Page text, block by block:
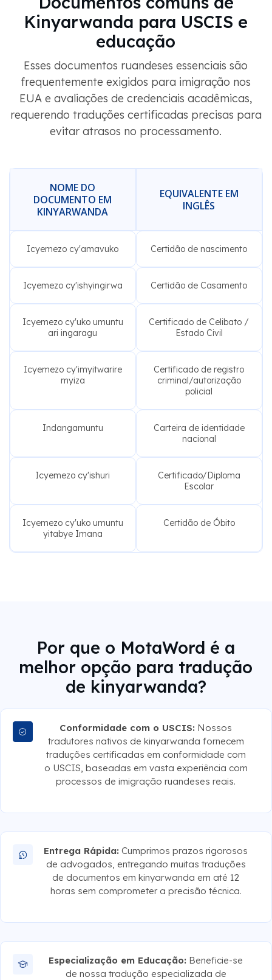
Kinyarwanda para USCIS e
educação
Esses documentos ruandeses essenciais são
frequentemente exigidos para imigração nos
EUA e avaliações de credenciais acadêmicas,
requerendo traduções certificadas precisas para
evitar atrasos no processamento.
NOME DO
DOCUMENTO EM
KINYARWANDA
EQUIVALENTE EM
INGLÊS
Icyemezo cy'amavuko Certidão de nascimento
Icyemezo cy'ishyingirwa Certidão de Casamento
Icyemezo cy'uko umuntu
ari ingaragu
Certificado de Celibato /
Estado Civil
Icyemezo cy'imyitwarire
myiza
Certificado de registro
criminal/autorização
policial
Indangamuntu
Carteira de identidade
nacional
Icyemezo cy'ishuri
Certificado/Diploma
Escolar
Icyemezo cy'uko umuntu
yitabye Imana
Certidão de Óbito
Por que o MotaWord é a
melhor opção para tradução
de kinyarwanda?
Conformidade com o USCIS: Nossos
tradutores nativos de kinyarwanda fornecem
traduções certificadas em conformidade com
o USCIS, baseadas em vasta experiência com
processos de imigração ruandeses reais.
Entrega Rápida: Cumprimos prazos rigorosos
de advogados, entregando muitas traduções
de documentos em kinyarwanda em até 12
horas sem comprometer a precisão técnica.
Especialização em Educação: Beneficie-se
de nossa tradução especializada de